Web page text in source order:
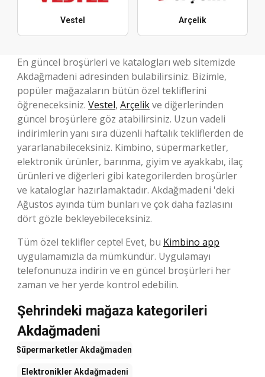
Vestel Arçelik
En güncel broşürleri ve katalogları web sitemizde
Akdağmadeni adresinden bulabilirsiniz. Bizimle,
popüler mağazaların bütün özel tekliflerini
öğreneceksiniz. Vestel, Arçelikve diğerlerinden
güncel broşürlere göz atabilirsiniz. Uzun vadeli
indirimlerin yanı sıra düzenli haftalık tekliflerden de
yararlanabileceksiniz. Kimbino, süpermarketler,
elektronik ürünler, barınma, giyim ve ayakkabı, ilaç
ürünleri ve diğerleri gibi kategorilerden broşürler
ve kataloglar hazırlamaktadır. Akdağmadeni 'deki
Ağustos ayında tüm bunları ve çok daha fazlasını
dört gözle bekleyebileceksiniz.
Tüm özel teklifler cepte! Evet, bu Kimbino app
uygulamamızla da mümkündür. Uygulamayı
telefonunuza indirin ve en güncel broşürleri her
zaman ve her yerde kontrol edebilin.
Şehrindeki mağaza kategorileri
Akdağmadeni
Süpermarketler Akdağmadeni
Elektronikler Akdağmadeni